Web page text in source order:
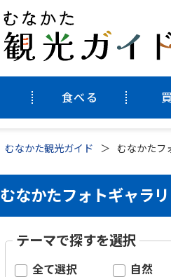
食べる
むなかた観光ガイド むなかたフ
むなかたフォトギャラ
テーマで探すを選択
全て選択 自然